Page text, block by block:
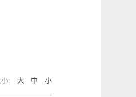
小: 大 中 小